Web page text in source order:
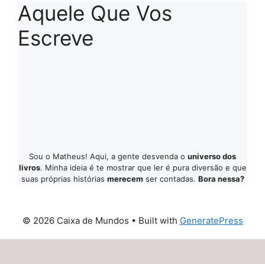
Aquele Que Vos
Escreve
Sou o Matheus! Aqui, a gente desvenda o universo dos
livros. Minha ideia é te mostrar que ler é pura diversão e que
suas próprias histórias merecem ser contadas. Bora nessa?
© 2026 Caixa de Mundos • Built with GeneratePress